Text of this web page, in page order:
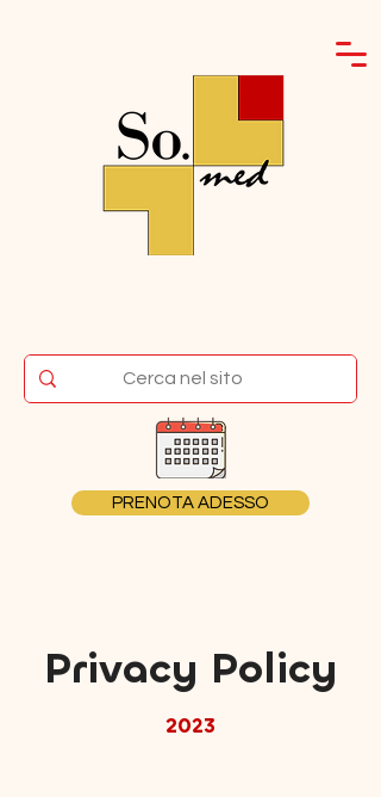
PRENOTA ADESSO
Privacy Policy
2023